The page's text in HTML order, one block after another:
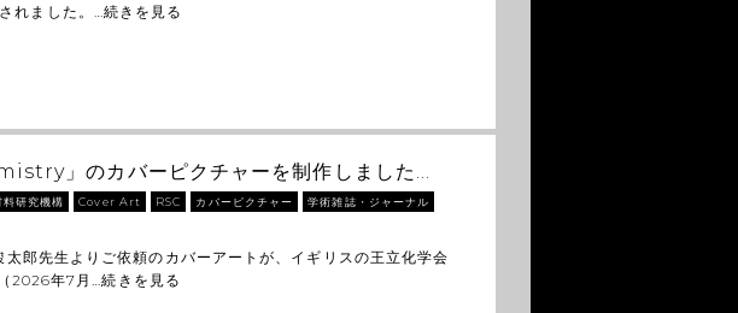
ました。… 続きを見る
」のカバーピクチャーを制作しました…
研究機構 Cover Art RSC カバーピクチャー
学術雑誌・ジャーナル
郎先生よりご依頼のカバーアートが、イギリスの王立化学会
2026年7月…続きを見る